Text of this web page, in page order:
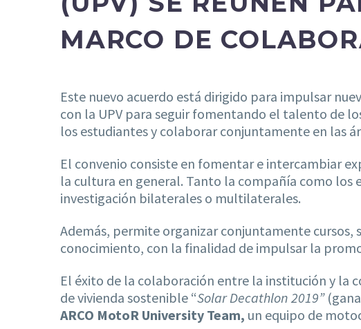
MARCO DE
Este nuevo acuerdo está dirigido para impulsar
con la UPV para seguir fomentando el talento de
los estudiantes y colaborar conjuntamente en las
El convenio consiste en fomentar e intercambiar
la cultura en general. Tanto la compañía como
investigación bilaterales o multilaterales.
Además, permite organizar conjuntamente cursos,
conocimiento, con la finalidad de impulsar la
El éxito de la colaboración entre la institución y la
de vivienda sostenible “Solar Decathlon 2019”
ARCO MotoR University Team, un equipo de